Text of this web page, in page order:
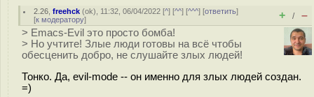
2.26 ,freehck (ok), 11:32, 06/04/2022 [^] [^^] [^^^] [ответить]
[к модератору] + / –
> Emacs-Evil это просто бомба!
> Но учтите! Злые люди готовы на всё чтобы
обесценить добро, не слушайте злых людей!
Тонко. Да, evil-mode -- он именно для злых людей создан.
=)